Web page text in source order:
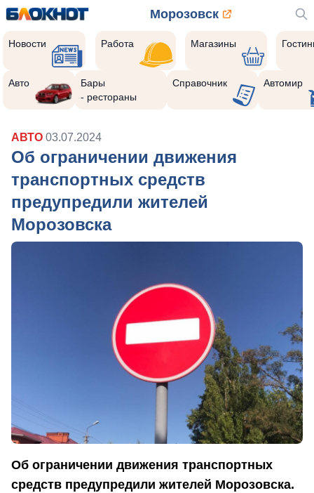
Морозовск
Новости Работа Магазины
Авто
Бары
- рестораны
Справочник Автомир
АВТО 03.07.2024
Об ограничении движения
транспортных средств
предупредили жителей
Морозовска
Об ограничении движения транспортных
средств предупредили жителей Морозовска.